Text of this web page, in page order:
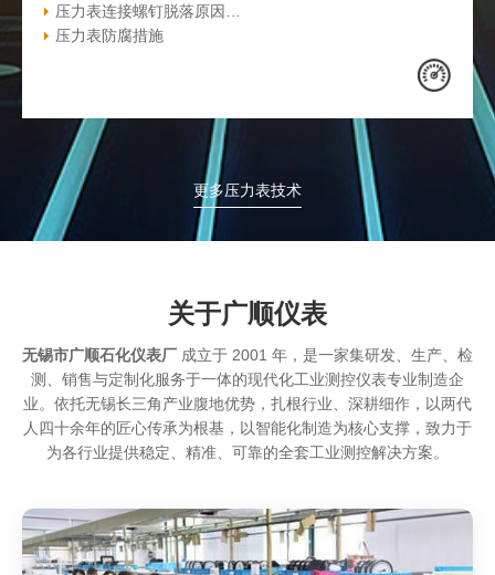
压力表连接螺钉脱落原因…
压力表防腐措施
更多压力表技术
关于广顺仪表
无锡市广顺石化仪表厂 成立于 2001 年，是一家集研发、生产、检
测、销售与定制化服务于一体的现代化工业测控仪表专业制造企
业。依托无锡长三角产业腹地优势，扎根行业、深耕细作，以两代
人四十余年的匠心传承为根基，以智能化制造为核心支撑，致力于
为各行业提供稳定、精准、可靠的全套工业测控解决方案。